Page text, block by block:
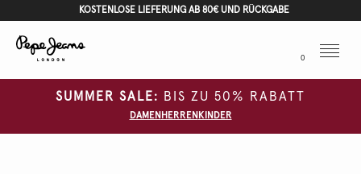
KOSTENLOSE LIEFERUNG AB 80€ UND RÜCKGABE
0
Menu
SUMMER SALE: BIS ZU 50% RABATT
DAMEN HERREN KINDER